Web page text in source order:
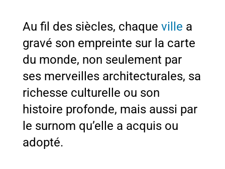
Au fil des siècles, chaque ville a
gravé son empreinte sur la carte
du monde, non seulement par
ses merveilles architecturales, sa
richesse culturelle ou son
histoire profonde, mais aussi par
le surnom qu’elle a acquis ou
adopté.